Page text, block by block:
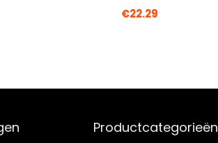
€22.29
Productcategorieën